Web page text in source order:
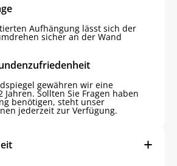
Aufhängung lässt sich der
sicher an der Wand
gewähren wir eine
Jahren. Sollten Sie Fragen haben
benötigen, steht unser
jederzeit zur Verfügung.